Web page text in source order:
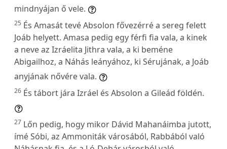
mindnyájan ő vele.
25 És Amasát tevé Absolon fővezérré a sereg felett
Joáb helyett. Amasa pedig egy férfi fia vala, a kinek
a neve az Izráelita Jithra vala, a ki beméne
Abigailhoz, a Náhás leányához, ki Sérujának, a Joáb
anyjának nővére vala.
26 És tábort jára Izráel és Absolon a Gileád földén.
27 Lőn pedig, hogy mikor Dávid Mahanáimba jutott,
ímé Sóbi, az Ammoniták városából, Rabbából való